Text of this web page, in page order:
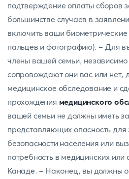
подтверждение оплаты сборов
большинстве случаев в
включить ваши
пальцев и фотографию). - Для
члены вашей семьи, независимо
сопровождают они вас или нет,
медицинское обследование и
прохождения медицинского
вашей семьи не должны иметь
представляющих опасность для
безопасности населения или
потребность в медицинских или
Канаде. - Наконец, вы должны